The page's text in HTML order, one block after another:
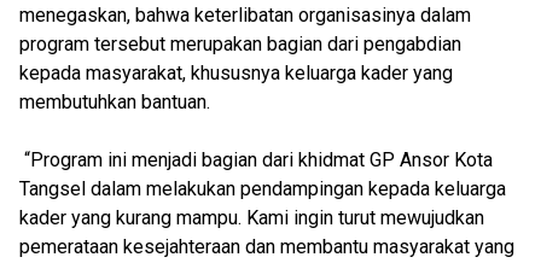
menegaskan, bahwa keterlibatan organisasinya dalam
program tersebut merupakan bagian dari pengabdian
kepada masyarakat, khususnya keluarga kader yang
membutuhkan bantuan.
“Program ini menjadi bagian dari khidmat GP Ansor Kota
Tangsel dalam melakukan pendampingan kepada keluarga
kader yang kurang mampu. Kami ingin turut mewujudkan
pemerataan kesejahteraan dan membantu masyarakat yang